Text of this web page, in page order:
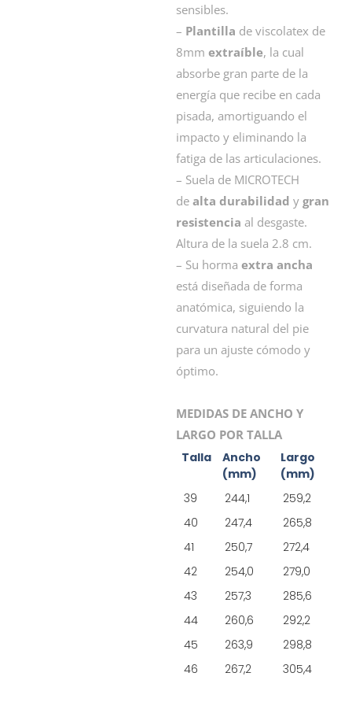
sensibles.
– Plantilla de viscolatex de
8mm extraíble, la cual
absorbe gran parte de la
energía que recibe en cada
pisada, amortiguando el
impacto y eliminando la
fatiga de las articulaciones.
– Suela de MICROTECH
de alta durabilidad y gran
resistencia al desgaste.
Altura de la suela 2.8 cm.
– Su horma extra ancha
está diseñada de forma
anatómica, siguiendo la
curvatura natural del pie
para un ajuste cómodo y
óptimo.
MEDIDAS DE ANCHO Y
LARGO POR TALLA
Talla
Ancho
(mm)
Largo
(mm)
39
244,1
259,2
40
247,4
265,8
41
250,7
272,4
42
254,0
279,0
43
257,3
285,6
44
260,6
292,2
45
263,9
298,8
46
267,2 305,4